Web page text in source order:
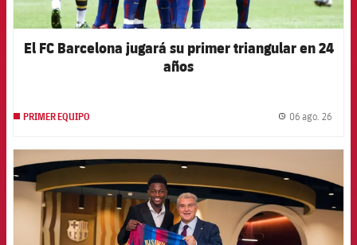
El FC Barcelona jugará su primer triangular en 24
años
PRIMER EQUIPO 06 ago. 26